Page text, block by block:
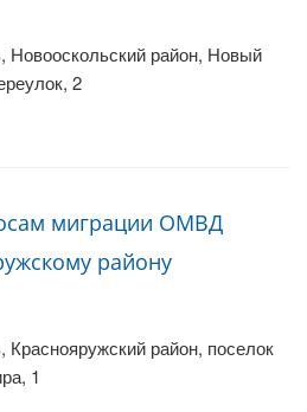
Новооскольский район, Новый
2
миграции ОМВД
району
Краснояружский район, поселок
1